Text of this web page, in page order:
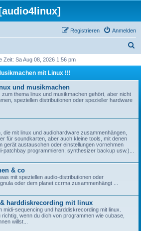
[audio4linux]
Anmelden
Registrieren
h
Zeit: Sa Aug 08, 2026 1:56 pm
mit Linux !!!
und musikmachen
zum thema linux und musikmachen gehört, aber nicht
speziellen distributionen oder spezieller hardware
die mit linux und audiohardware zusammenhängen,
für soundkarten, aber auch kleine tools, mit denen
gerät austauschen oder einstellungen vornehmen
patchbay programmieren; synthesizer backup usw.)...
& co
mit speziellen audio-distributionen oder
oder dem planet ccrma zusammenhängt ...
harddiskrecording mit linux
midi-sequencing und harddiskrecording mit linux.
wenn du dich von programmen wie cubase,
willst...